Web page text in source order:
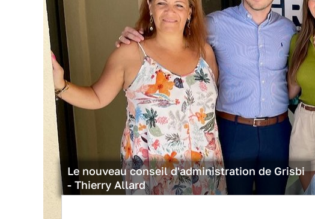
Le nouveau conseil d'administration de Grisbi
- Thierry Allard